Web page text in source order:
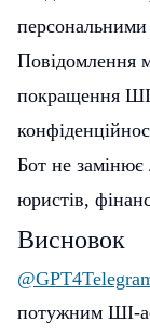
Повідомлення
покращення
Бот не замінює
юристів,
Висновок
потужним ШІ-